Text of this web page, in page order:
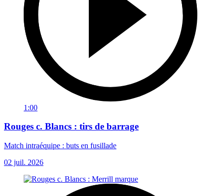
1:00
Rouges c. Blancs : tirs de barrage
Match intraéquipe : buts en fusillade
02 juil. 2026